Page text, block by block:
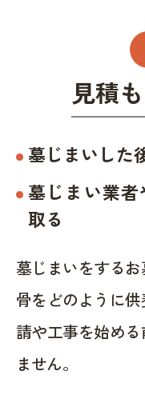
見積
墓じまいした
墓じまい業
取る
墓じまいをする
骨をどのように
請や工事を始め
ません。